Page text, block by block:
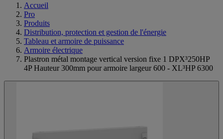
Accueil
Pro
Produits
Distribution, protection et gestion de l'énergie
Tableau et armoire de puissance
Armoire électrique
Plastron métal montage vertical version fixe 1 DPX³250HP
4P Hauteur 300mm pour armoire largeur 600 - XL³HP 6300